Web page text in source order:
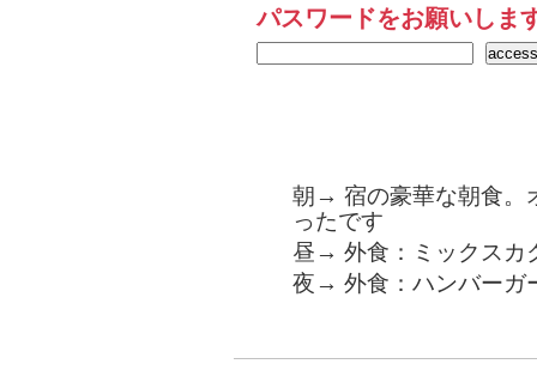
パスワードをお願いしま
朝→ 宿の豪華な朝食。
ったです
昼→ 外食：ミックスカ
夜→ 外食：ハンバーガ